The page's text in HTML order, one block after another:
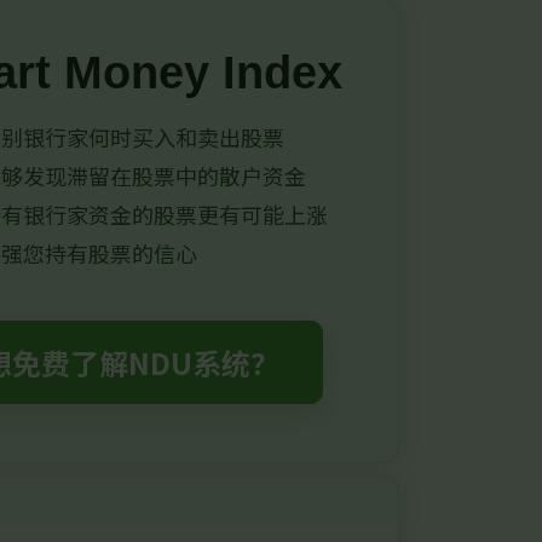
Money Index
银行家何时买入和卖出股票
发现滞留在股票中的散户资金
银行家资金的股票更有可能上涨
您持有股票的信心
免费了解NDU系统？